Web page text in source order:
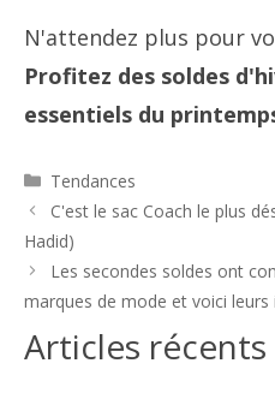
N'attendez plus pour
Profitez des soldes
essentiels du
Catégories
Tendances
Navigation
des
articles
C'est le sac Coach le plus
Hadid)
Les secondes soldes ont
marques de mode et voici
Articles récents